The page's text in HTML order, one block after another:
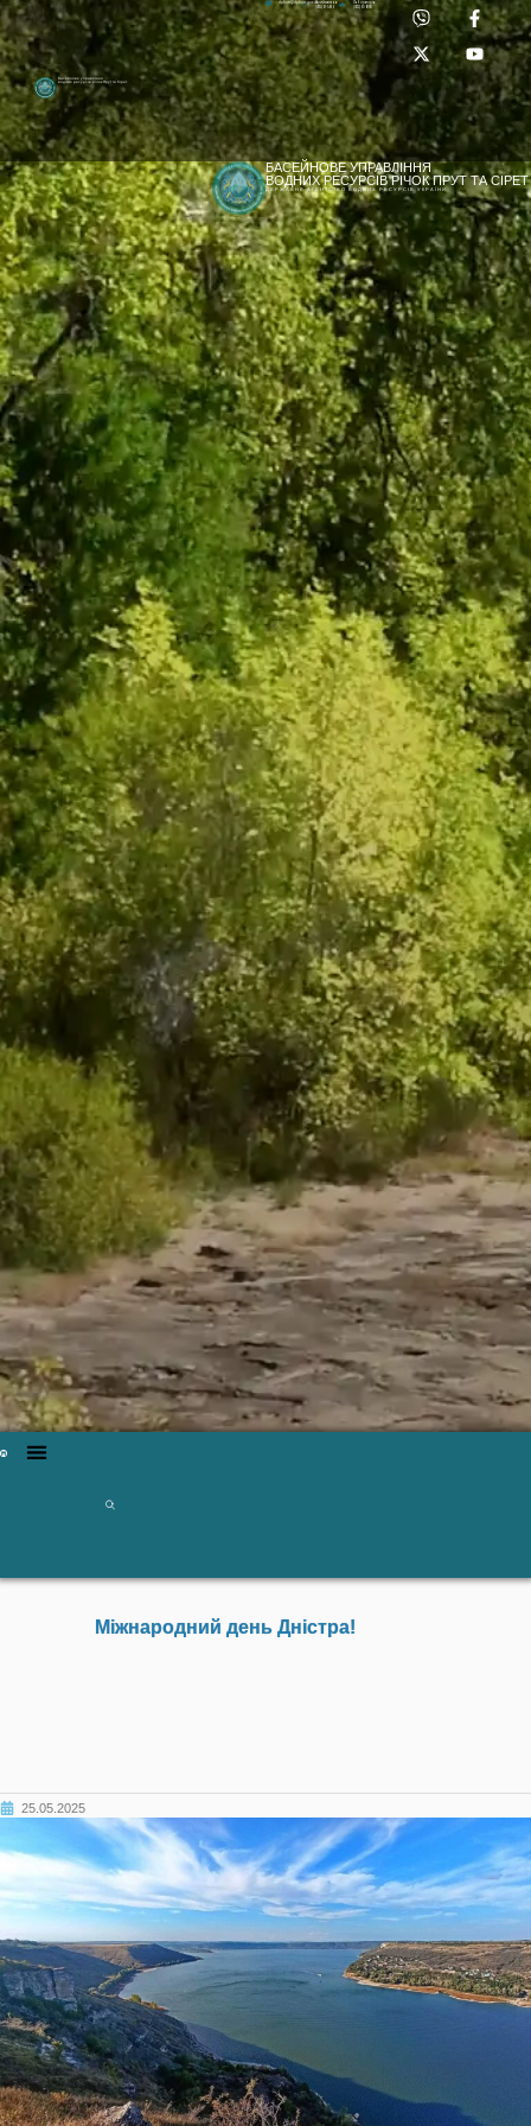
[newyear_garland]
Басейнове управління
водних ресурсів річок Прут та Сірет
Лабораторія:
(0372) 53-92-00
dpbuvr@dpbuvr.gov.uaПриймальня:
(0372) 51-14-56
БАСЕЙНОВЕ УПРАВЛІННЯ
ВОДНИХ РЕСУРСІВ РІЧОК ПРУТ ТА СІРЕТ
ДЕРЖАВНЕ АГЕНТСТВО ВОДНИХ РЕСУРСІВ УКРАЇНИ
Міжнародний день Дністра!
25.05.2025